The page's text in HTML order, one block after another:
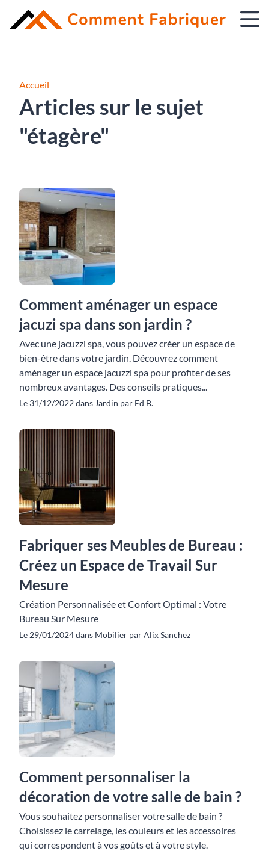
Accueil
Articles sur le sujet
"étagère"
Comment aménager un espace
jacuzi spa dans son jardin ?
Avec une jacuzzi spa, vous pouvez créer un espace de
bien-être dans votre jardin. Découvrez comment
aménager un espace jacuzzi spa pour profiter de ses
nombreux avantages. Des conseils pratiques...
Le 31/12/2022 dans Jardin par Ed B.
Fabriquer ses Meubles de Bureau :
Créez un Espace de Travail Sur
Mesure
Création Personnalisée et Confort Optimal : Votre
Bureau Sur Mesure
Le 29/01/2024 dans Mobilier par Alix Sanchez
Comment personnaliser la
décoration de votre salle de bain ?
Vous souhaitez personnaliser votre salle de bain ?
Choisissez le carrelage, les couleurs et les accessoires
qui correspondent à vos goûts et à votre style.